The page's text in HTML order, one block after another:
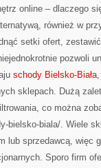
online – dlaczego
również w
setki ofert,
pozwoli
schody Bielsko-Biała,
sklepach. Dużą
co można
bielsko-biala/. Wiele
lub sprzedawcą, więc
Sporo firm